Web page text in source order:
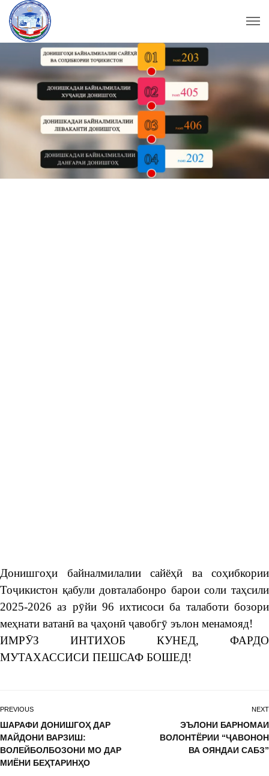
Донишгоҳи байналмилалии сайёҳӣ ва соҳибкории
Тоҷикистон қабули довталабонро барои соли таҳсили
2025-2026 аз рӯйи 96 ихтисоси ба талаботи бозори
меҳнати ватанӣ ва ҷаҳонӣ ҷавобгӯ эълон менамояд!
ИМРӮЗ ИНТИХОБ КУНЕД, ФАРДО
МУТАХАССИСИ ПЕШСАФ БОШЕД!
PREVIOUS
ШАРАФИ ДОНИШГОҲ ДАР
МАЙДОНИ ВАРЗИШ:
ВОЛЕЙБОЛБОЗОНИ МО ДАР
МИЁНИ БЕҲТАРИНҲО
NEXT
ЭЪЛОНИ БАРНОМАИ
ВОЛОНТЁРИИ “ҶАВОНОН
ВА ОЯНДАИ САБЗ”